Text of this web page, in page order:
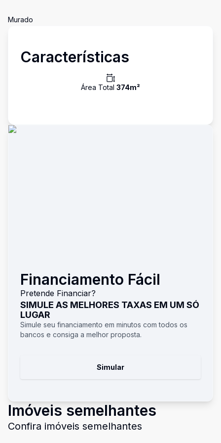
Murado
Características
Área Total 374m²
Financiamento Fácil
Pretende Financiar?
SIMULE AS MELHORES TAXAS EM UM SÓ
LUGAR
Simule seu financiamento em minutos com todos os
bancos e consiga a melhor proposta.
Simular
Imóveis semelhantes
Confira imóveis semelhantes